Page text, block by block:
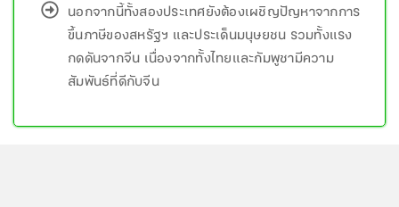
นอกจากนี้ทั้งสองประเทศยังต้องเผชิญปัญหาจากการ
ขึ้นภาษีของสหรัฐฯ และประเด็นมนุษยชน รวมทั้งแรง
กดดันจากจีน เนื่องจากทั้งไทยและกัมพูชามีความ
สัมพันธ์ที่ดีกับจีน